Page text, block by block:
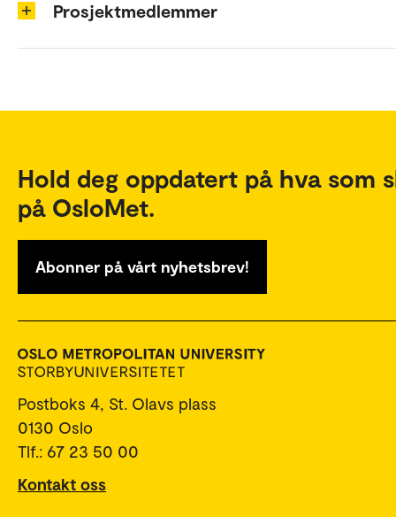
Prosjektmedlemmer
Hold deg oppdatert på hva som
på OsloMet.
Abonner på vårt nyhetsbrev!
Postboks 4, St. Olavs plass
0130 Oslo
Tlf.: 67 23 50 00
Kontakt oss